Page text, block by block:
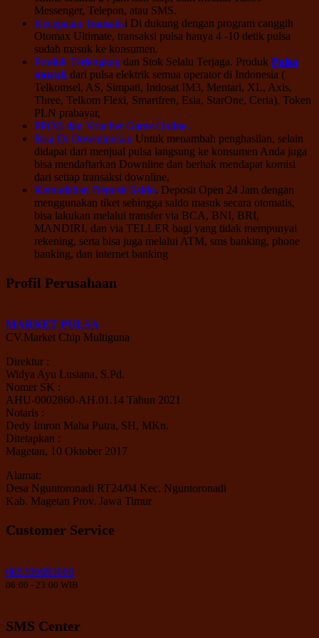
Messenger, Telepon, atau SMS.
Kecepatan Transaksi Di dukung dengan program canggih
Otomax Ultimate, transaksi pulsa hanya 4 -10 detik pulsa
sudah masuk ke konsumen.
Produk Terlengkap dan Stok Selalu Terjaga. Produk Pulsa
murah dari pulsa elektrik semua operator di Indonesia (
Telkomsel, AS, Simpati, Indosat IM3, Mentari, XL, Axis,
Three, Telkom Flexi, Smartfren, Esia, StarOne, Ceria), Token
PLN prabayar,
PPOB dan Voucher Game Online.
Bisa Di Downlinekan Untuk menambah penghasilan, selain
didapat dari menjual pulsa langsung ke konsumen Anda juga
bisa mendaftarkan Downline dan berhak mendapat komisi
dari setiap transaksi downline,
Kemudahan Deposit Saldo. Deposit Open 24 Jam dengan
menggunakan tiket sehingga saldo masuk secara otomatis,
bisa lakukan melalui transfer via BCA, BNI, BRI,
MANDIRI, dan via TELLER bagi yang tidak mempunyai
rekening, serta bisa juga melalui ATM, sms banking, phone
banking, dan internet banking
Profil Perusahaan
MARKET PULSA
CV.Market Chip Multiguna
Direktur :
Widya Ayu Lusiana, S.Pd.
Nomer SK :
AHU-0002860-AH.01.14 Tahun 2021
Notaris :
Dedy Imron Maha Putra, SH, MKn.
Ditetapkan :
Magetan, 10 Oktober 2017
Alamat:
Desa Nguntoronadi RT24/04 Kec. Nguntoronadi
Kab. Magetan Prov. Jawa Timur
Customer Service
085386693666
06:00 - 23:00 WIB
SMS Center